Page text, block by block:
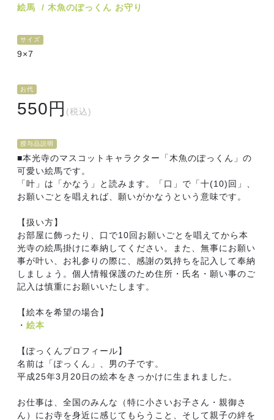
絵馬 木魚のぽっくん お守り
サイズ
9×7
お代
550円 (税込)
授与品説明
■本光寺のマスコットキャラクター「木魚のぽっくん」の
可愛い絵馬です。
「叶」は「かなう」と読みます。「口」で「十(10)回」、
お願いごとを唱えれば、願いがかなうという意味です。
【扱い方】
お部屋に飾ったり、口で10回お願いごとを唱えてから本
光寺の絵馬掛けに奉納してください。また、無事にお願い
事が叶い、お礼参りの際に、感謝の気持ちを記入して奉納
しましょう。個人情報保護のため住所・氏名・願い事のご
記入は慎重にお願いいたします。
【絵本を希望の場合】
・ 絵本
【ぽっくんプロフィール】
名前は「ぽっくん」、男の子です。
平成25年3月20日の絵本をきっかけに生まれました。
お仕事は、全国のみんな（特に小さいお子さん・親御さ
ん）にお寺を身近に感じてもらうこと、そして親子の絆を